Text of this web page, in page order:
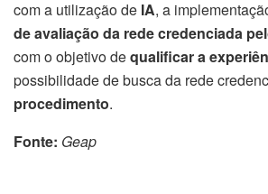
com a utilização de IA, a
de avaliação da rede credenciada
com o objetivo dequalificar a
possibilidade de busca da rede
procedimento.
Fonte: Geap